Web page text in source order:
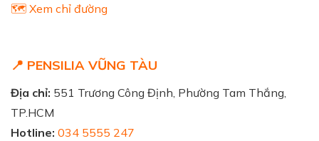
🗺️ Xem chỉ đường
📍 PENSILIA VŨNG TÀU
Địa chỉ: 551 Trương Công Định, Phường Tam Thắng,
TP.HCM
Hotline: 034 5555 247